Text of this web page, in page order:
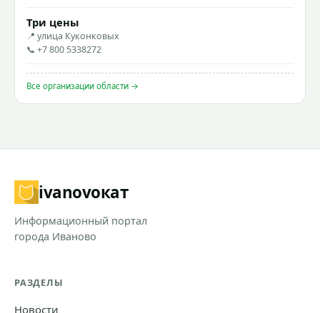
Три цены
📍 улица Куконковых
📞 +7 800 5338272
Все организации области →
ivanovoкат
Информационный портал
города Иваново
РАЗДЕЛЫ
Новости